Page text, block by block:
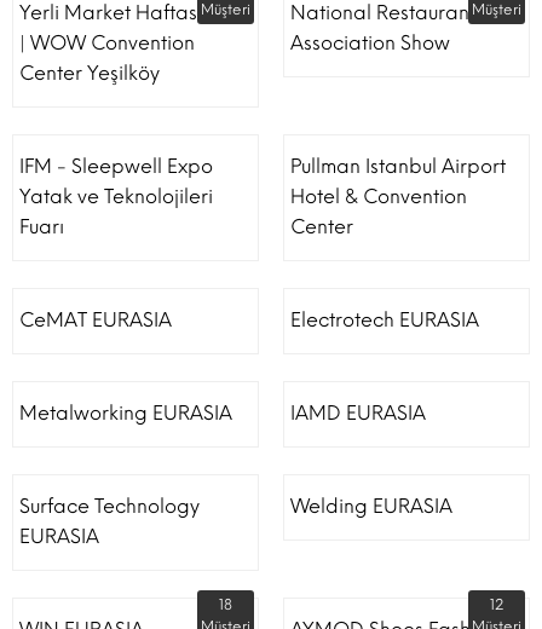
Yerli Market Haftası Fuarı
| WOW Convention
Center Yeşilköy
Müşteri
National Restaurant
Association Show
Müşteri
IFM - Sleepwell Expo
Yatak ve Teknolojileri
Fuarı
Pullman Istanbul Airport
Hotel & Convention
Center
CeMAT EURASIA Electrotech EURASIA
Metalworking EURASIA IAMD EURASIA
Surface Technology
EURASIA
Welding EURASIA
18
12